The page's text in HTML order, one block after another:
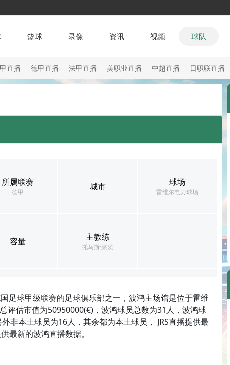
篮球 录像 资讯 视频 球队
直播 德甲直播 法甲直播 美职业直播 中超直播 日职联直播
所属联赛
德甲
城市 球场
雷维尔电力球场
容量 主教练
托马斯·莱茨
足球甲级联赛的足球俱乐部之一，波鸿主场馆是位于雷维
评估市值为50950000(€)，波鸿球员总数为31人，波鸿球
非本土球员为16人，其余都为本土球员， JRS直播提供最
最新的波鸿直播数据。